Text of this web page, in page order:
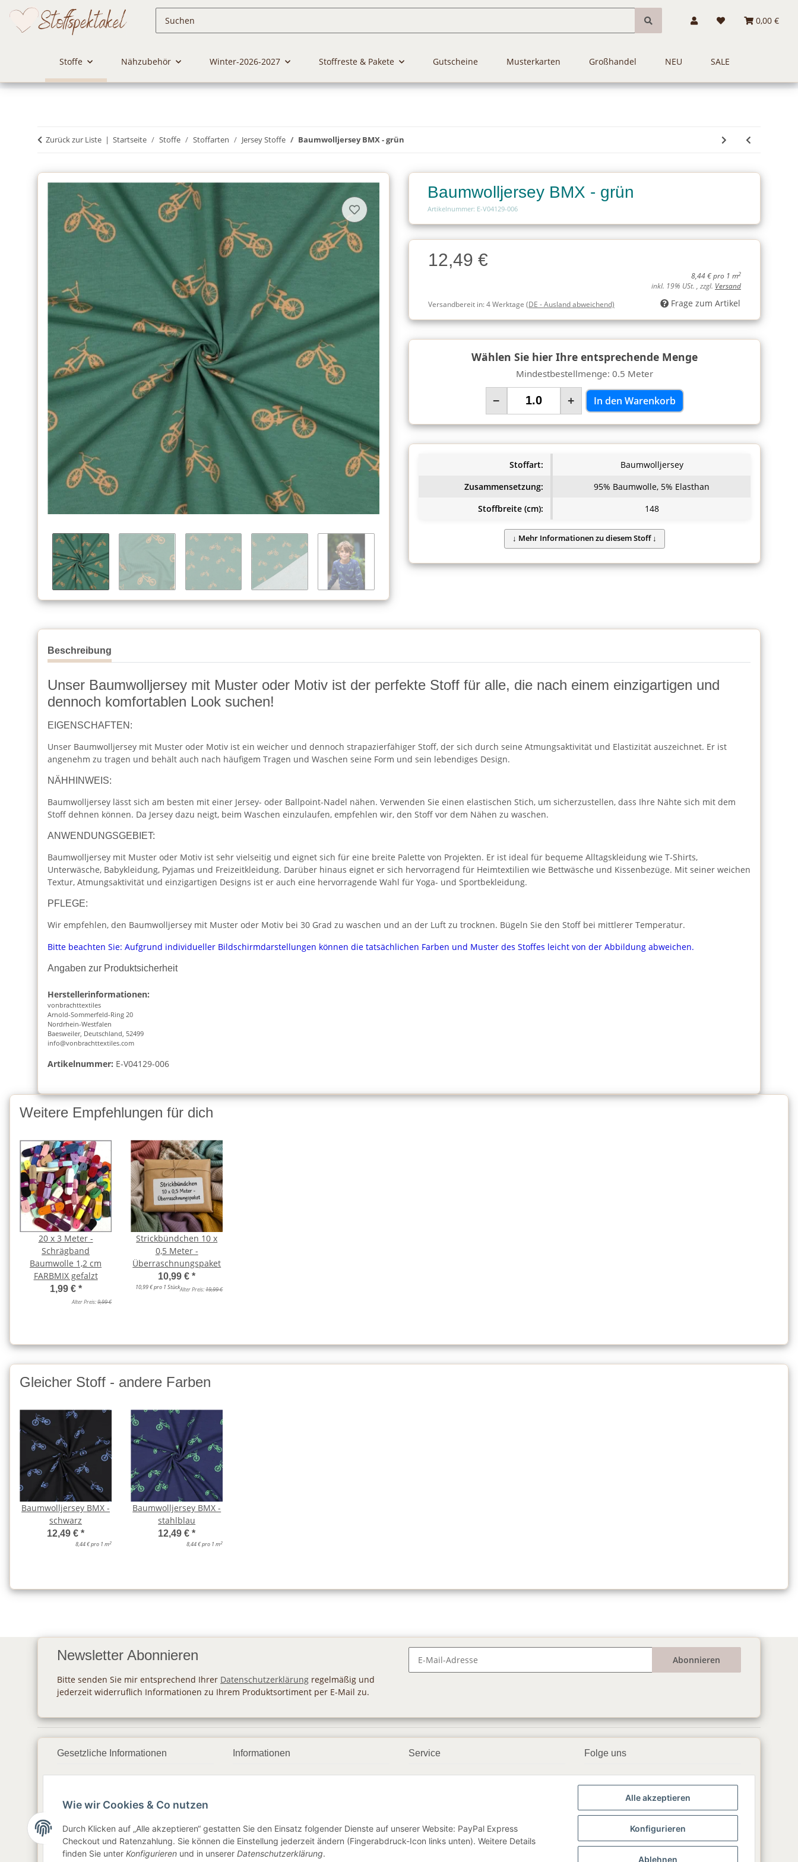
0,00 €
Stoffe Nähzubehör Winter-2026-2027 Stoffreste & Pakete Gutscheine Musterkarten Großhandel NEU SALE
Zurück zur Liste Startseite Stoffe Stoffarten Jersey Stoffe Baumwolljersey BMX - grün
Baumwolljersey BMX - grün
Artikelnummer: E-V04129-006
Charge
Charge12,49 €
8,44 € pro 1 m2
inkl. 19% USt. , zzgl. Versand
Versandbereit in:4 Werktage (DE - Ausland abweichend) Frage zum Artikel
Wählen Sie hier Ihre entsprechende Menge
Mindestbestellmenge: 0.5 Meter
− + In den Warenkorb
Stoffart:
Baumwolljersey
Zusammensetzung:
95% Baumwolle, 5% Elasthan
Stoffbreite (cm):
148
Beschreibung
Unser Baumwolljersey mit Muster oder Motiv ist der perfekte Stoff für alle, die nach einem einzigartigen und
dennoch komfortablen Look suchen!
EIGENSCHAFTEN:
Unser Baumwolljersey mit Muster oder Motiv ist ein weicher und dennoch strapazierfähiger Stoff, der sich durch seine Atmungsaktivität und Elastizität auszeichnet. Er ist
angenehm zu tragen und behält auch nach häufigem Tragen und Waschen seine Form und sein lebendiges Design.
NÄHHINWEIS:
Baumwolljersey lässt sich am besten mit einer Jersey- oder Ballpoint-Nadel nähen. Verwenden Sie einen elastischen Stich, um sicherzustellen, dass Ihre Nähte sich mit dem
Stoff dehnen können. Da Jersey dazu neigt, beim Waschen einzulaufen, empfehlen wir, den Stoff vor dem Nähen zu waschen.
ANWENDUNGSGEBIET:
Baumwolljersey mit Muster oder Motiv ist sehr vielseitig und eignet sich für eine breite Palette von Projekten. Er ist ideal für bequeme Alltagskleidung wie T-Shirts,
Unterwäsche, Babykleidung, Pyjamas und Freizeitkleidung. Darüber hinaus eignet er sich hervorragend für Heimtextilien wie Bettwäsche und Kissenbezüge. Mit seiner weichen
Textur, Atmungsaktivität und einzigartigen Designs ist er auch eine hervorragende Wahl für Yoga- und Sportbekleidung.
PFLEGE:
Wir empfehlen, den Baumwolljersey mit Muster oder Motiv bei 30 Grad zu waschen und an der Luft zu trocknen. Bügeln Sie den Stoff bei mittlerer Temperatur.
Bitte beachten Sie: Aufgrund individueller Bildschirmdarstellungen können die tatsächlichen Farben und Muster des Stoffes leicht von der Abbildung abweichen.
Angaben zur Produktsicherheit
Herstellerinformationen:
vonbrachttextiles
Arnold-Sommerfeld-Ring 20
Nordrhein-Westfalen
Baesweiler, Deutschland, 52499
info@vonbrachttextiles.com
Artikelnummer: E-V04129-006
Weitere Empfehlungen für dich
20 x 3 Meter -
Schrägband
Baumwolle 1,2 cm
FARBMIX gefalzt
1,99 € *
Alter Preis:9,99 €
Strickbündchen 10 x
0,5 Meter -
Überraschnungspaket
10,99 €*
10,99 € pro 1 StückAlter Preis:19,99 €
Gleicher Stoff - andere Farben
Baumwolljersey BMX -
schwarz
12,49 €*
8,44 € pro 1 m2
Baumwolljersey BMX -
stahlblau
12,49 €*
8,44 € pro 1 m2
Newsletter Abonnieren
Bitte senden Sie mir entsprechend Ihrer Datenschutzerklärung regelmäßig und
jederzeit widerruflich Informationen zu Ihrem Produktsortiment per E-Mail zu.
Abonnieren
Gesetzliche Informationen
AGB
Sitemap
Impressum
Informationen
Newsletter
Service Folge uns
▶️ YouTube
📸 Instagram
Wie wir Cookies & Co nutzen
Durch Klicken auf „Alle akzeptieren“ gestatten Sie den Einsatz folgender Dienste auf unserer Website: PayPal Express
Checkout und Ratenzahlung. Sie können die Einstellung jederzeit ändern (Fingerabdruck-Icon links unten). Weitere Details
finden Sie unter Konfigurieren und in unserer Datenschutzerklärung.
Alle akzeptieren
Konfigurieren
Ablehnen